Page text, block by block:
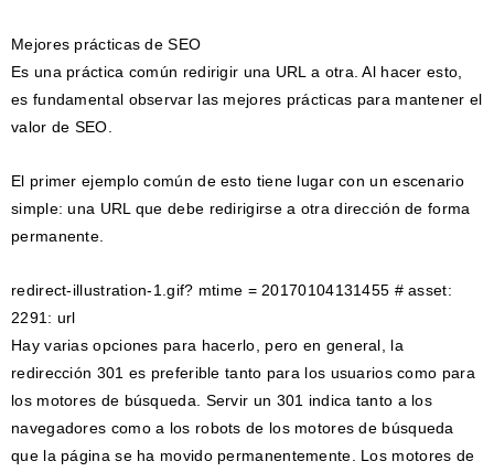
Mejores prácticas de SEO
Es una práctica común redirigir una URL a otra. Al hacer esto,
es fundamental observar las mejores prácticas para mantener el
valor de SEO.
El primer ejemplo común de esto tiene lugar con un escenario
simple: una URL que debe redirigirse a otra dirección de forma
permanente.
redirect-illustration-1.gif? mtime = 20170104131455 # asset:
2291: url
Hay varias opciones para hacerlo, pero en general, la
redirección 301 es preferible tanto para los usuarios como para
los motores de búsqueda. Servir un 301 indica tanto a los
navegadores como a los robots de los motores de búsqueda
que la página se ha movido permanentemente. Los motores de